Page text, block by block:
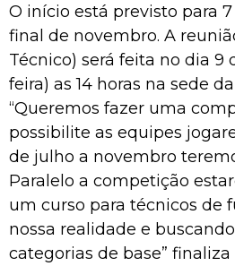
O início está previsto para
final de novembro. A
Técnico) será feita no dia 9
feira) as 14 horas na sede
“Queremos fazer uma
possibilite as equipes
de julho a novembro
Paralelo a competição
um curso para técnicos de
nossa realidade e
categorias de base” finaliza